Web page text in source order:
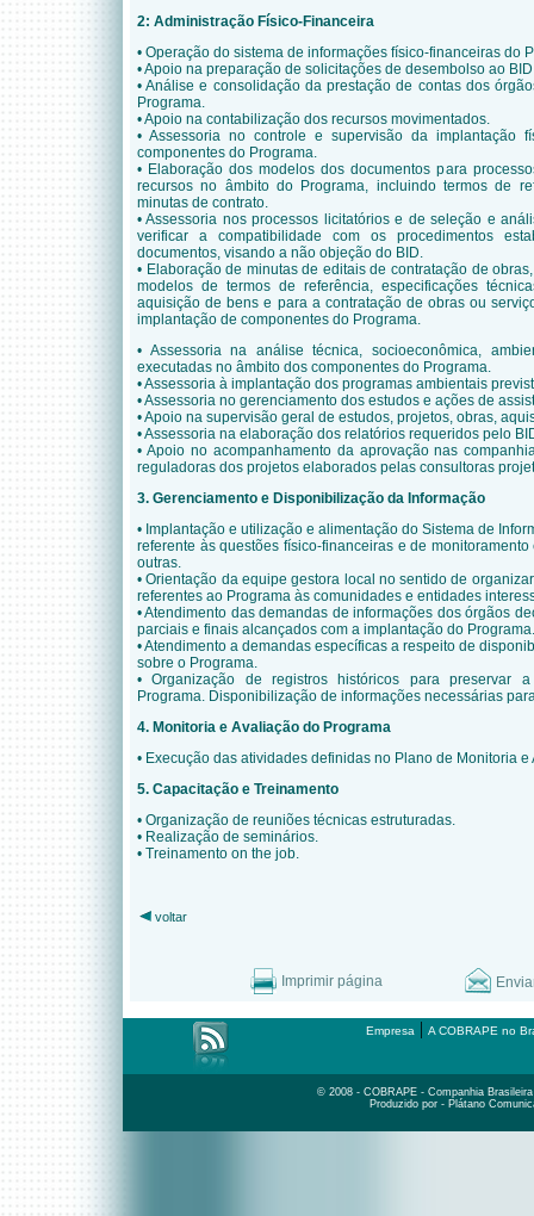
2: Administração Físico-Financeira
• Operação do sistema de informações físico-financeiras do
• Apoio na preparação de solicitações de desembolso ao
• Análise e consolidação da prestação de contas dos
Programa.
• Apoio na contabilização dos recursos movimentados.
• Assessoria no controle e supervisão da implantação
componentes do Programa.
• Elaboração dos modelos dos documentos para
recursos no âmbito do Programa, incluindo termos de
minutas de contrato.
• Assessoria nos processos licitatórios e de seleção e
verificar a compatibilidade com os procedimentos
documentos, visando a não objeção do BID.
• Elaboração de minutas de editais de contratação de
modelos de termos de referência, especificações
aquisição de bens e para a contratação de obras ou
implantação de componentes do Programa.
• Assessoria na análise técnica, socioeconômica,
executadas no âmbito dos componentes do Programa.
• Assessoria à implantação dos programas ambientais
• Assessoria no gerenciamento dos estudos e ações de
• Apoio na supervisão geral de estudos, projetos, obras,
• Assessoria na elaboração dos relatórios requeridos pelo
• Apoio no acompanhamento da aprovação nas
reguladoras dos projetos elaborados pelas consultoras
3. Gerenciamento e Disponibilização da Informação
• Implantação e utilização e alimentação do Sistema de
referente às questões físico-financeiras e de
outras.
• Orientação da equipe gestora local no sentido de
referentes ao Programa às comunidades e entidades
• Atendimento das demandas de informações dos órgãos
parciais e finais alcançados com a implantação do Programa.
• Atendimento a demandas específicas a respeito de
sobre o Programa.
• Organização de registros históricos para preservar
Programa. Disponibilização de informações necessárias
4. Monitoria e Avaliação do Programa
• Execução das atividades definidas no Plano de Monitoria
5. Capacitação e Treinamento
• Organização de reuniões técnicas estruturadas.
• Realização de seminários.
• Treinamento on the job.
voltar
Imprimir página
Empresa | A COBRAPE no
© 2008 - COBRAPE - Companhia
Produzido por - Plátano